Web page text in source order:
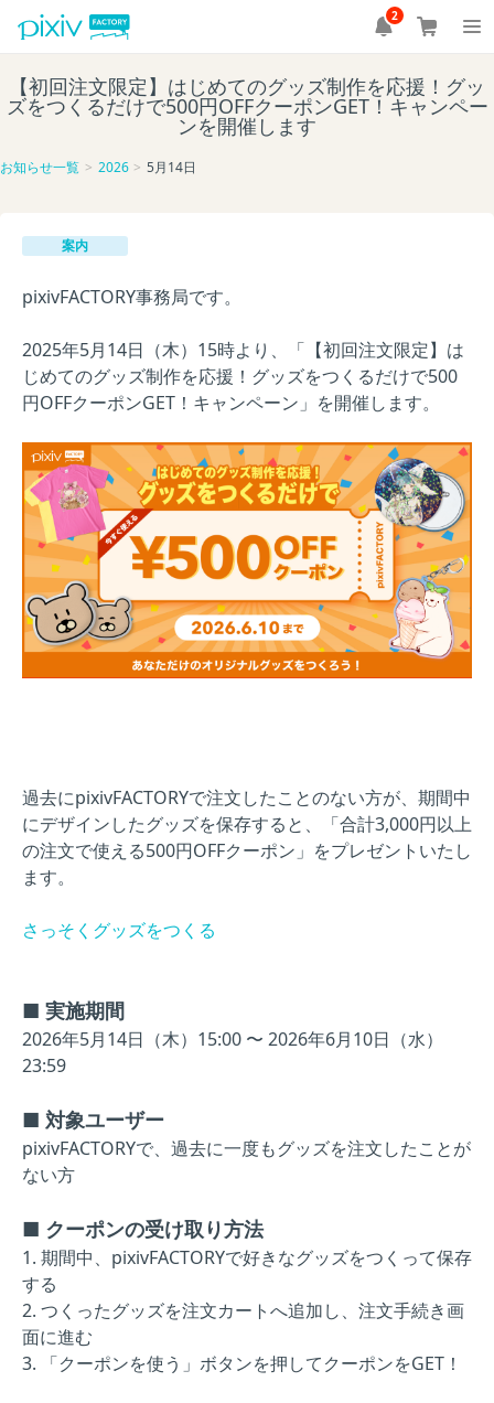
2
【初回注文限定】はじめてのグッズ制作を応援！グッ
ズをつくるだけで500円OFFクーポンGET！キャンペー
ンを開催します
お知らせ一覧 2026 5月14日
案内
pixivFACTORY事務局です。
2025年5月14日（木）15時より、「【初回注文限定】は
じめてのグッズ制作を応援！グッズをつくるだけで500
円OFFクーポンGET！キャンペーン」を開催します。
過去にpixivFACTORYで注文したことのない方が、期間中
にデザインしたグッズを保存すると、「合計3,000円以上
の注文で使える500円OFFクーポン」をプレゼントいたし
ます。
さっそくグッズをつくる
■ 実施期間
2026年5月14日（木）15:00 〜 2026年6月10日（水）
23:59
■ 対象ユーザー
pixivFACTORYで、過去に一度もグッズを注文したことが
ない方
■ クーポンの受け取り方法
1. 期間中、pixivFACTORYで好きなグッズをつくって保存
する
2. つくったグッズを注文カートへ追加し、注文手続き画
面に進む
3. 「クーポンを使う」ボタンを押してクーポンをGET！